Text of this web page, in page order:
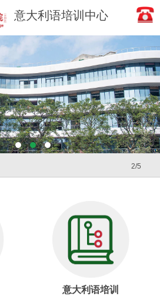
意大利语培训中心
2/5
意大利语培训